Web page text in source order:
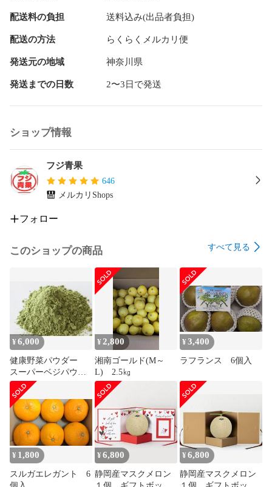
配送料の負担 送料込み(出品者負担)
配送の方法 らくらくメルカリ便
発送元の地域 神奈川県
発送までの日数 2〜3日で発送
ショップ情報
フジ青果
646
メルカリShops
フォロー
このショップの商品 すべて見る
¥6,000
健康野菜パウダー
スーパーベジパウダ
ー 2袋
¥ 2,800
湘南ゴールド(M～
L) 2.5㎏
¥3,400
ラフランス 6個入
¥ 1,800
スルガエレガント 6
¥6,800
静岡産マスクメロン
¥6,800
静岡産マスクメロン